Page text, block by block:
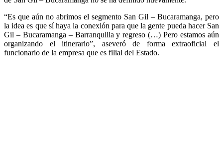
“Es que aún no abrimos el segmento San Gil – Bucaramanga, pero
la idea es que sí haya la conexión para que la gente pueda hacer San
Gil – Bucaramanga – Barranquilla y regreso (…) Pero estamos aún
organizando el itinerario”, aseveró de forma extraoficial el
funcionario de la empresa que es filial del Estado.